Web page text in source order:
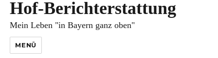
Hof-Berichterstattung
Mein Leben "in Bayern ganz oben"
MENÜ